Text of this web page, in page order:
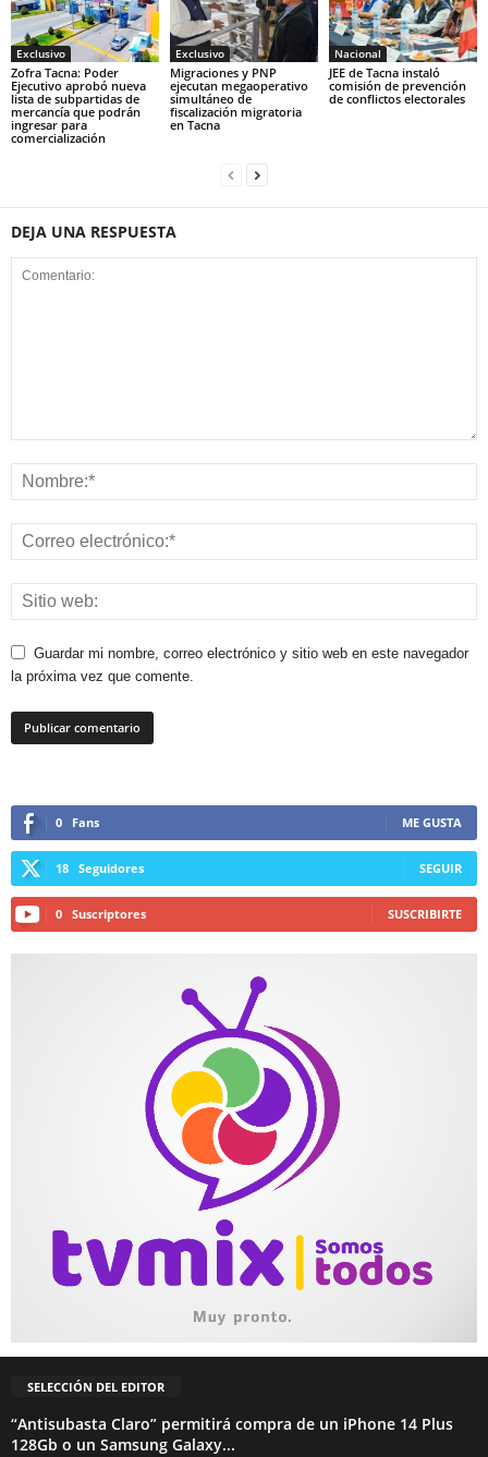
Exclusivo
Zofra Tacna: Poder
Ejecutivo aprobó nueva
lista de subpartidas de
mercancía que podrán
ingresar para
comercialización
Exclusivo
Migraciones y PNP
ejecutan megaoperativo
simultáneo de
fiscalización migratoria
en Tacna
Nacional
JEE de Tacna instaló
comisión de prevención
de conflictos electorales
DEJA UNA RESPUESTA
Guardar mi nombre, correo electrónico y sitio web en este navegador
la próxima vez que comente.
0 Fans ME GUSTA
18 Seguidores SEGUIR
0 Suscriptores SUSCRIBIRTE
SELECCIÓN DEL EDITOR
“Antisubasta Claro” permitirá compra de un iPhone 14 Plus
128Gb o un Samsung Galaxy...